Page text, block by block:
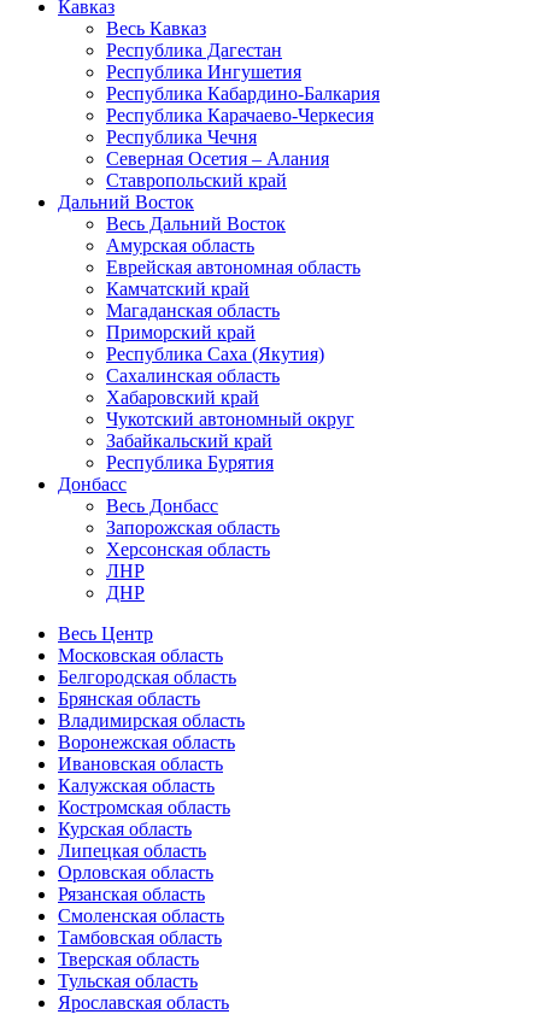
Кавказ
Весь Кавказ
Республика Дагестан
Республика Ингушетия
Республика Кабардино-Балкария
Республика Карачаево-Черкесия
Республика Чечня
Северная Осетия – Алания
Ставропольский край
Дальний Восток
Весь Дальний Восток
Амурская область
Еврейская автономная область
Камчатский край
Магаданская область
Приморский край
Республика Саха (Якутия)
Сахалинская область
Хабаровский край
Чукотский автономный округ
Забайкальский край
Республика Бурятия
Донбасс
Весь Донбасс
Запорожская область
Херсонская область
ЛНР
ДНР
Весь Центр
Московская область
Белгородская область
Брянская область
Владимирская область
Воронежская область
Ивановская область
Калужская область
Костромская область
Курская область
Липецкая область
Орловская область
Рязанская область
Смоленская область
Тамбовская область
Тверская область
Тульская область
Ярославская область